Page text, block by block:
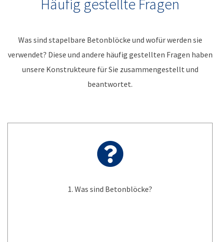
Häufig gestellte Fragen
Was sind stapelbare Betonblöcke und wofür werden sie
verwendet? Diese und andere häufig gestellten Fragen haben
unsere Konstrukteure für Sie zusammengestellt und
beantwortet.
1. Was sind Betonblöcke?